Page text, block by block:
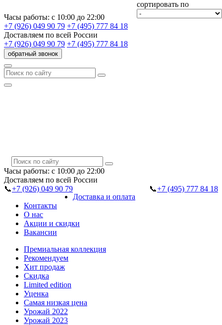
Часы работы: с 10:00 до 22:00
+7 (926) 049 90 79 +7 (495) 777 84 18
Доставляем по всей России
+7 (926) 049 90 79 +7 (495) 777 84 18
обратный звонок
Часы работы: с 10:00 до 22:00
Доставляем по всей России
📞+7 (926) 049 90 79 📞+7 (495) 777 84 18
Доставка и оплата
Контакты
О нас
Акции и скидки
Вакансии
Премиальная коллекция
Рекомендуем
Хит продаж
Скидка
Limited edition
Уценка
Самая низкая цена
Урожай 2022
Урожай 2023
сортировать по